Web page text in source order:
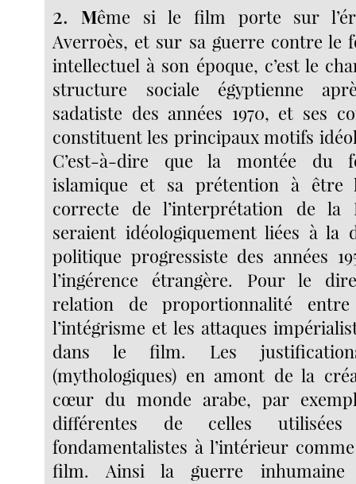
2. Même si le film porte sur
Averroès, et sur sa guerre contre le
intellectuel à son époque, c’est le
structure sociale égyptienne
sadatiste des années 1970, et ses
constituent les principaux motifs
C’est-à-dire que la montée du
islamique et sa prétention à être
correcte de l’interprétation de la
seraient idéologiquement liées à la
politique progressiste des années
l’ingérence étrangère. Pour le
relation de proportionnalité
l’intégrisme et les attaques
dans le film. Les
(mythologiques) en amont de la
cœur du monde arabe, par
différentes de celles
fondamentalistes à l’intérieur
film. Ainsi la guerre